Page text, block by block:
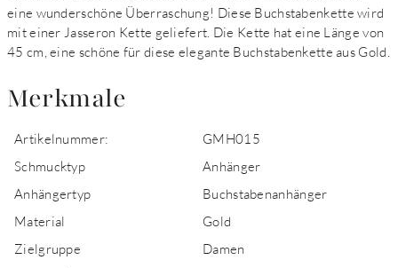
eine wunderschöne Überraschung! Diese Buchstabenkette wird
mit einer Jasseron Kette geliefert. Die Kette hat eine Länge von
45 cm, eine schöne für diese elegante Buchstabenkette aus Gold.
Merkmale
Artikelnummer:
GMH015
Schmucktyp
Anhänger
Anhängertyp
Buchstabenanhänger
Material
Gold
Zielgruppe
Damen